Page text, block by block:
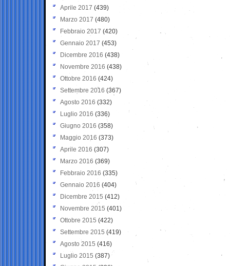
Aprile 2017 (439)
Marzo 2017 (480)
Febbraio 2017 (420)
Gennaio 2017 (453)
Dicembre 2016 (438)
Novembre 2016 (438)
Ottobre 2016 (424)
Settembre 2016 (367)
Agosto 2016 (332)
Luglio 2016 (336)
Giugno 2016 (358)
Maggio 2016 (373)
Aprile 2016 (307)
Marzo 2016 (369)
Febbraio 2016 (335)
Gennaio 2016 (404)
Dicembre 2015 (412)
Novembre 2015 (401)
Ottobre 2015 (422)
Settembre 2015 (419)
Agosto 2015 (416)
Luglio 2015 (387)